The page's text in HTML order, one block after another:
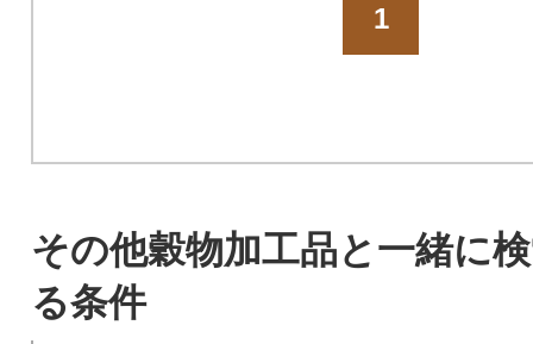
1
その他穀物加工品と一緒に
る条件